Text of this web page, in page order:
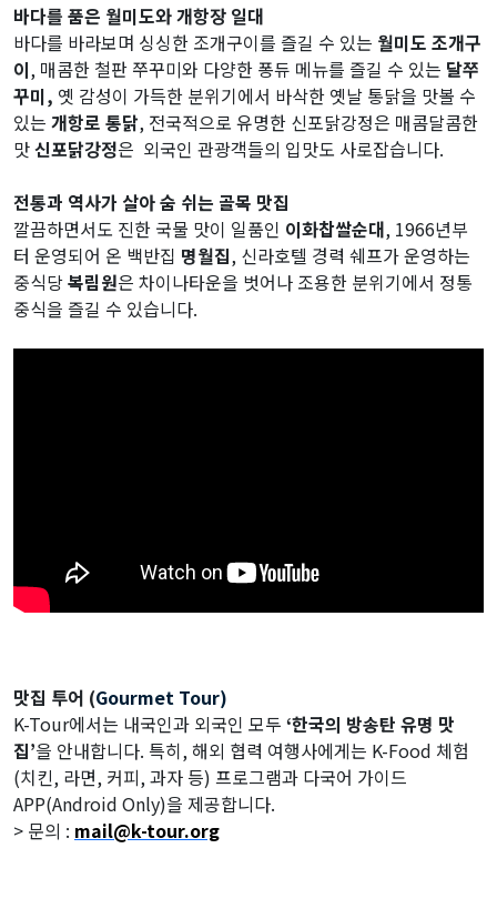
바다를 품은 월미도와 개항장 일대
바다를 바라보며 싱싱한 조개구이를 즐길 수 있는 월미도 조개구
이, 매콤한 철판 쭈꾸미와 다양한 퐁듀 메뉴를 즐길 수 있는 달쭈
꾸미, 옛 감성이 가득한 분위기에서 바삭한 옛날 통닭을 맛볼 수
있는 개항로 통닭, 전국적으로 유명한 신포닭강정은 매콤달콤한
맛신포닭강정은 외국인 관광객들의 입맛도 사로잡습니다.
전통과 역사가 살아 숨 쉬는 골목 맛집
깔끔하면서도 진한 국물 맛이 일품인 이화찹쌀순대, 1966년부
터 운영되어 온 백반집 명월집, 신라호텔 경력 쉐프가 운영하는
중식당복림원은 차이나타운을 벗어나 조용한 분위기에서 정통
중식을 즐길 수 있습니다.
맛집 투어 (Gourmet Tour)
K-Tour에서는 내국인과 외국인 모두 ‘한국의 방송탄 유명 맛
집’을 안내합니다. 특히, 해외 협력 여행사에게는 K-Food 체험
(치킨, 라면, 커피, 과자 등) 프로그램과 다국어 가이드
APP(Android Only)을 제공합니다.
> 문의 : mail@k-tour.org